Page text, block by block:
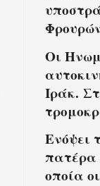
Οι
Ιράκ.
Ενόψει
πατέρα
οποία